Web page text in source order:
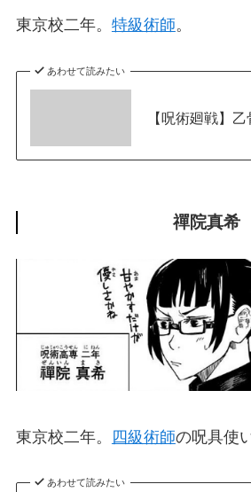
東京校二年。 特級術師。
あわせて読みたい
【呪術廻戦】
禪院真希
東京校二年。 四級術師の呪具使い
あわせて読みたい